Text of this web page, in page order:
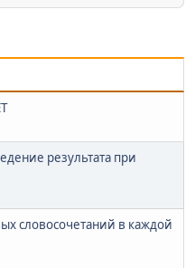
результата при
словосочетаний в каждой